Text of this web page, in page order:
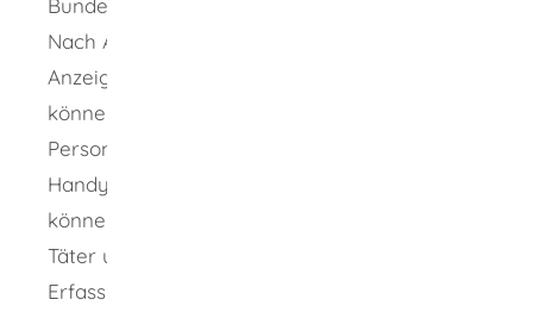
Bundeslandes erfolgt über den Ereignisort.
Nach Auswahl des Formulars zur
Anzeigeerstattung von anderen Straftaten
können Sie grundlegende Angaben zu Ihrer
Person machen (beispielsweise Personalien,
Handynummer, Mailadresse). Im Anschluss
können Sie Daten zum Tatort, zur Tatzeit, zum
Täter und zum Ereignis selbst erfassen. Die
Erfassung wird begleitet von rechtlichen